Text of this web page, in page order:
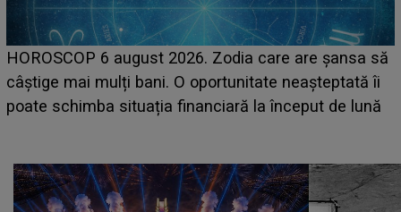
LINE-UP UNTOLD ONE, prima zi. Cine sunt artiștii
care deschid festivalul și de la ce ore au loc cele mai
așteptate concerte pe scena principală?